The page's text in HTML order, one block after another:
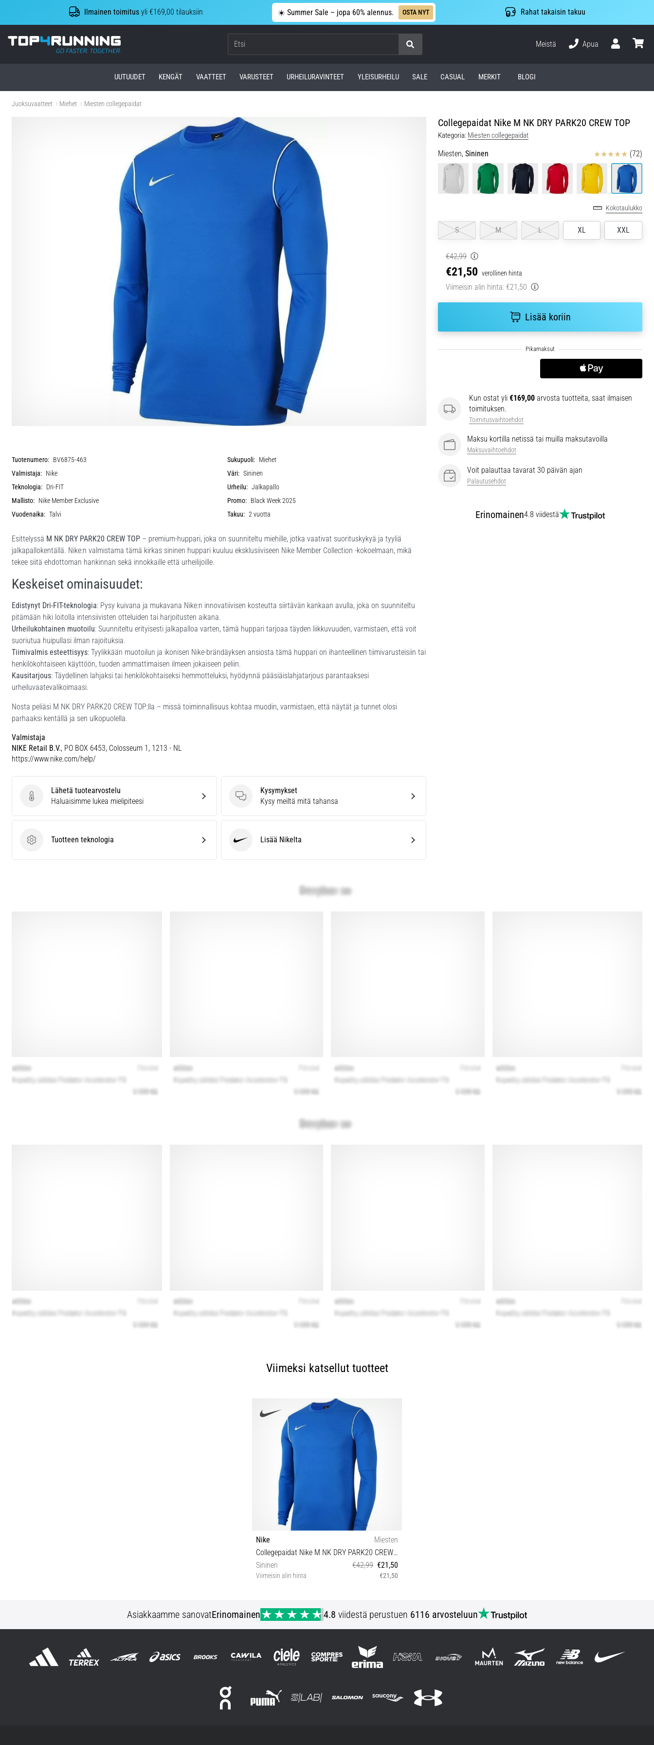
Ilmainen toimitus yli €169,00 tilauksiin ☀️ Summer Sale – jopa 60% alennus. OSTA NYT Rahat takaisin takuu
Top4Running.fi
Meistä
Apua
UUTUUDET KENGÄT VAATTEET VARUSTEET URHEILURAVINTEET YLEISURHEILU SALE CASUAL MERKIT BLOGI
Juoksuvaatteet Miehet Miesten collegepaidat
Collegepaidat Nike M NK DRY PARK20 CREW TOP
Kategoria: Miesten collegepaidat
Miesten, Sininen Arvostelut (72)
Kokotaulukko
S M L XL XXL
€42,99
€21,50 verollinen hinta
Viimeisin alin hinta: €21,50
Lisää koriin
Kun ostat yli €169,00 arvosta tuotteita, saat ilmaisen
toimituksen.
Toimitusvaihtoehdot
Maksu kortilla netissä tai muilla maksutavoilla
Maksuvaihtoehdot
Voit palauttaa tavarat 30 päivän ajan
Palautusehdot
Erinomainen4.8 viidestä
Tuotenumero: BV6875-463 Sukupuoli: Miehet
Valmistaja: Nike Väri: Sininen
Teknologia: Dri-FIT Urheilu: Jalkapallo
Mallisto: Nike Member Exclusive Promo: Black Week 2025
Vuodenaika: Talvi Takuu: 2 vuotta
Esittelyssä M NK DRY PARK20 CREW TOP – premium-huppari, joka on suunniteltu miehille, jotka vaativat suorituskykyä ja tyyliä
jalkapallokentällä. Nike:n valmistama tämä kirkas sininen huppari kuuluu eksklusiiviseen Nike Member Collection -kokoelmaan, mikä
tekee siitä ehdottoman hankinnan sekä innokkaille että urheilijoille.
Keskeiset ominaisuudet:
Edistynyt Dri-FIT-teknologia: Pysy kuivana ja mukavana Nike:n innovatiivisen kosteutta siirtävän kankaan avulla, joka on suunniteltu
pitämään hiki loitolla intensiivisten otteluiden tai harjoitusten aikana.
Urheilukohtainen muotoilu: Suunniteltu erityisesti jalkapalloa varten, tämä huppari tarjoaa täyden liikkuvuuden, varmistaen, että voit
suoriutua huipullasi ilman rajoituksia.
Tiimivalmis esteettisyys: Tyylikkään muotoilun ja ikonisen Nike-brändäyksen ansiosta tämä huppari on ihanteellinen tiimivarusteisiin tai
henkilökohtaiseen käyttöön, tuoden ammattimaisen ilmeen jokaiseen peliin.
Kausitarjous: Täydellinen lahjaksi tai henkilökohtaiseksi hemmotteluksi, hyödynnä pääsiäislahjatarjous parantaaksesi
urheiluvaatevalikoimaasi.
Nosta peliäsi M NK DRY PARK20 CREW TOP:lla – missä toiminnallisuus kohtaa muodin, varmistaen, että näytät ja tunnet olosi
parhaaksi kentällä ja sen ulkopuolella.
Valmistaja
NIKE Retail B.V., PO BOX 6453, Colosseum 1, 1213 - NL
https://www.nike.com/help/
Lähetä tuotearvostelu
Lähetä tuotearvostelu
Haluaisimme lukea mielipiteesi
Kysymykset
Kysymykset
Kysy meiltä mitä tahansa
Tuotteen teknologia
Tuotteen teknologia Lisää Nikelta
Viimeksi katsellut tuotteet
Nike
Miesten
Collegepaidat Nike M NK DRY PARK20 CREW TOP
Sininen
€42,99 €21,50
Viimeisin alin hinta €21,50
Asiakkaamme sanovatErinomainen 4.8 viidestä perustuen 6116 arvosteluun